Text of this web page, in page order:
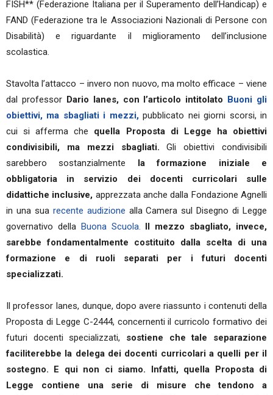
FISH** (Federazione Italiana per il Superamento dell’Handicap) e
FAND (Federazione tra le Associazioni Nazionali di Persone con
Disabilità) e riguardante il miglioramento dell’inclusione
scolastica.
Stavolta l’attacco – invero non nuovo, ma molto efficace – viene
dal professor Dario Ianes, con l’articolo intitolato Buoni gli
obiettivi, ma sbagliati i mezzi,pubblicato nei giorni scorsi, in
cui si afferma che quella Proposta di Legge ha obiettivi
condivisibili, ma mezzi sbagliati.Gli obiettivi condivisibili
sarebbero sostanzialmente la formazione iniziale e
obbligatoria in servizio dei docenti curricolari sulle
didattiche inclusive, apprezzata anche dalla Fondazione Agnelli
in una sua recente audizione alla Camera sul Disegno di Legge
governativo della Buona Scuola. Il mezzo sbagliato, invece,
sarebbe fondamentalmente costituito dalla scelta di una
formazione e di ruoli separati per i futuri docenti
specializzati.
Il professor Ianes, dunque, dopo avere riassunto i contenuti della
Proposta di Legge C-2444, concernenti il curricolo formativo dei
futuri docenti specializzati, sostiene che tale separazione
faciliterebbe la delega dei docenti curricolari a quelli per il
sostegno. E qui non ci siamo. Infatti, quella Proposta di
Legge contiene una serie di misure che tendono a